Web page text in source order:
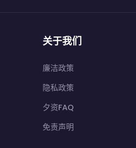
关于我们
廉洁政策
隐私政策
夕资FAQ
免责声明